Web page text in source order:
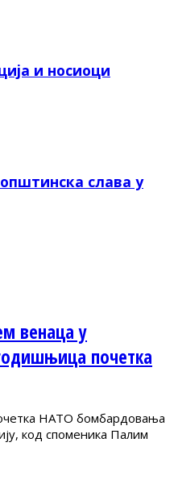
и носиоци
слава у
венаца у
почетка
НАТО бомбардовања
код споменика Палим